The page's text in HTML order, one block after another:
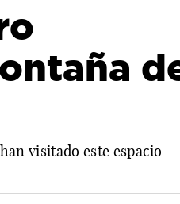
visitado este espacio